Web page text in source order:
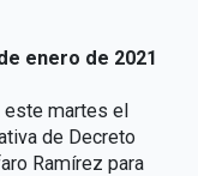
enero de 2021
este martes el
de Decreto
Ramírez para